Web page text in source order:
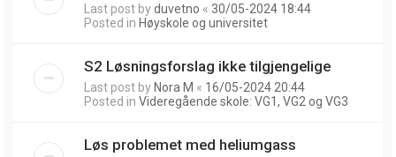
Last post byduvetno « 30/05-2024 18:44
Posted in Høyskole og universitet
S2 Løsningsforslag ikke tilgjengelige
Last post by Nora M « 16/05-2024 20:44
Posted in Videregående skole: VG1, VG2 og VG3
Løs problemet med heliumgass